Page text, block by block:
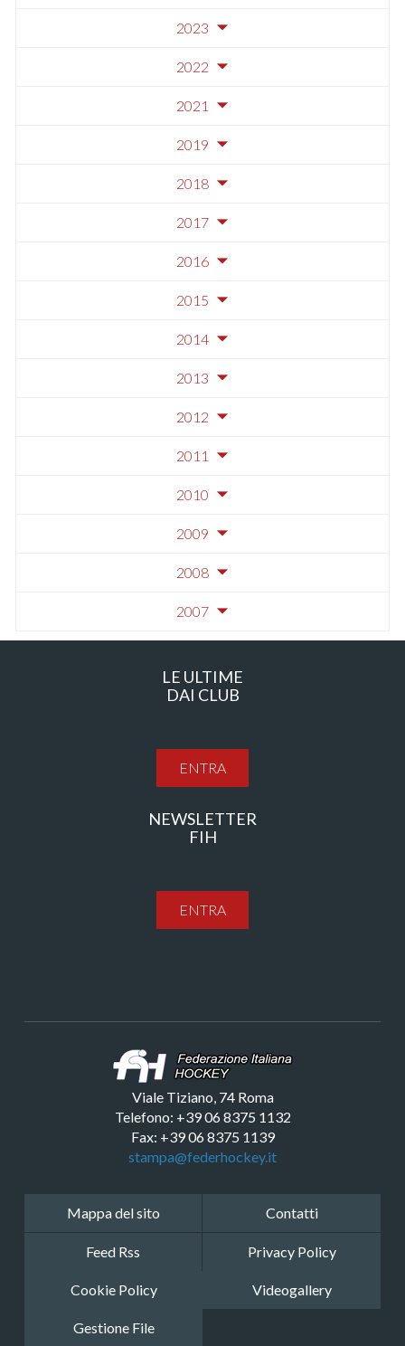
2023
2022
2021
2019
2018
2017
2016
2015
2014
2013
2012
2011
2010
2009
2008
2007
LE ULTIME
DAI CLUB
ENTRA
NEWSLETTER
FIH
ENTRA
Viale Tiziano, 74 Roma
Telefono: +39 06 8375 1132
Fax: +39 06 8375 1139
stampa@federhockey.it
Mappa del sito Contatti
Feed Rss Privacy Policy
Cookie Policy Videogallery
Gestione File